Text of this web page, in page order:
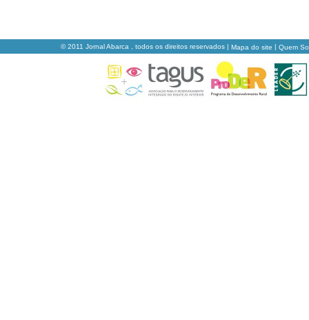
© 2011 Jornal Abarca , todos os direitos reservados | Mapa do site | Quem